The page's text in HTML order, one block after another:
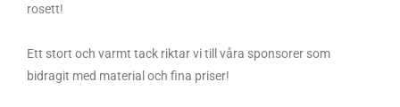
rosett!
Ett stort och varmt tack riktar vi till våra sponsorer som
bidragit med material och fina priser!